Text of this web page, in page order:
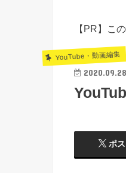
【PR】こ
YouTube・動画編集
2020.09.28
ポ